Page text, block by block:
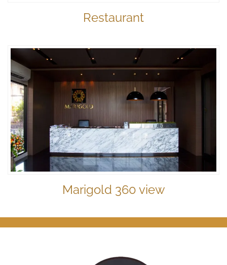
Restaurant
Marigold 360 view